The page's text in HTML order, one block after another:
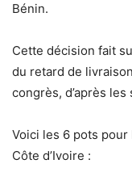
Bénin.
Cette décision fait
du retard de
congrès, d’après
Voici les 6 pots
Côte d’Ivoire :